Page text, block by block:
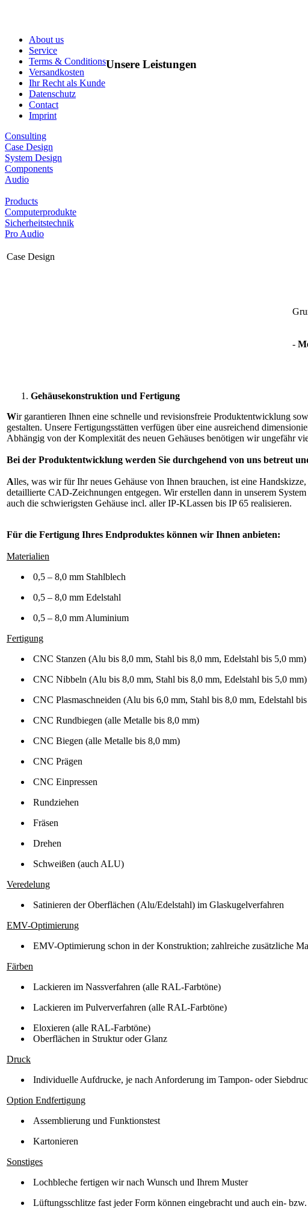
About us
Service
Terms & Conditions
Versandkosten
Ihr Recht als Kunde
Datenschutz
Contact
Imprint
Unsere Leistungen
Consulting
Case Design
System Design
Components
Audio
Products
Computerprodukte
Sicherheitstechnik
Pro Audio
Case Design
-
Gehäusekonstruktion und Fertigung
Wir garantieren Ihnen eine schnelle und revisionsfreie Produktentwicklung
gestalten. Unsere Fertigungsstätten verfügen über eine ausreichend
Abhängig von der Komplexität des neuen Gehäuses benötigen wir ungefähr
Bei der Produktentwicklung werden Sie durchgehend von uns betreut
Alles, was wir für Ihr neues Gehäuse von Ihnen brauchen, ist eine
detaillierte CAD-Zeichnungen entgegen. Wir erstellen dann in unserem
auch die schwierigsten Gehäuse incl. aller IP-KLassen bis IP 65 realisieren.
Für die Fertigung Ihres Endproduktes können wir Ihnen anbieten:
Materialien
0,5 – 8,0 mm Stahlblech
0,5 – 8,0 mm Edelstahl
0,5 – 8,0 mm Aluminium
Fertigung
CNC Stanzen (Alu bis 8,0 mm, Stahl bis 8,0 mm, Edelstahl bis 5,0 mm)
CNC Nibbeln (Alu bis 8,0 mm, Stahl bis 8,0 mm, Edelstahl bis 5,0 mm)
CNC Plasmaschneiden (Alu bis 6,0 mm, Stahl bis 8,0 mm, Edelstahl
CNC Rundbiegen (alle Metalle bis 8,0 mm)
CNC Biegen (alle Metalle bis 8,0 mm)
CNC Prägen
CNC Einpressen
Rundziehen
Fräsen
Drehen
Schweißen (auch ALU)
Veredelung
Satinieren der Oberflächen (Alu/Edelstahl) im Glaskugelverfahren
EMV-Optimierung
EMV-Optimierung schon in der Konstruktion; zahlreiche zusätzliche
Färben
Lackieren im Nassverfahren (alle RAL-Farbtöne)
Lackieren im Pulververfahren (alle RAL-Farbtöne)
Eloxieren (alle RAL-Farbtöne)
Oberflächen in Struktur oder Glanz
Druck
Individuelle Aufdrucke, je nach Anforderung im Tampon- oder
Option Endfertigung
Assemblierung und Funktionstest
Kartonieren
Sonstiges
Lochbleche fertigen wir nach Wunsch und Ihrem Muster
Lüftungsschlitze fast jeder Form können eingebracht und auch ein-